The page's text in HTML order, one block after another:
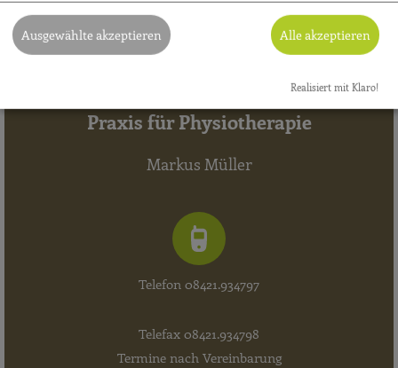
Praxis für Physiotherapie
Markus Müller
Telefon 08421.934797
Telefax 08421.934798
Termine nach Vereinbarung
Ausgewählte akzeptieren Alle akzeptieren
Realisiert mit Klaro!